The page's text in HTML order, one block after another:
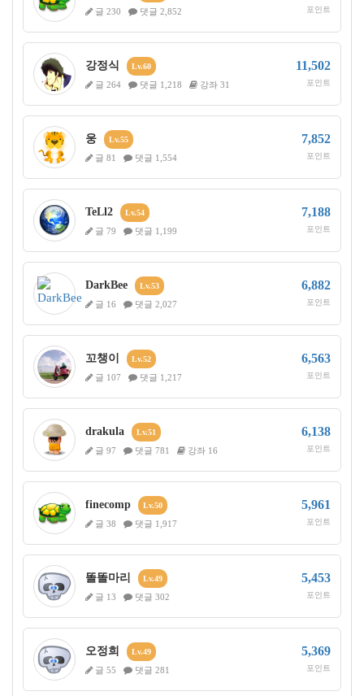
글 230 댓글 2,852 포인트
강정식 Lv.60
글 264 댓글 1,218 강좌 31
11,502
포인트
웅 Lv.55
글 81 댓글 1,554
7,852
포인트
TeLl2 Lv.54
글 79 댓글 1,199
7,188
포인트
DarkBee Lv.53
글 16 댓글 2,027
6,882
포인트
꼬챙이 Lv.52
글 107 댓글 1,217
6,563
포인트
drakula Lv.51
글 97 댓글 781 강좌 16
6,138
포인트
finecomp Lv.50
글 38 댓글 1,917
5,961
포인트
똘똘마리 Lv.49
글 13 댓글 302
5,453
포인트
오정희 Lv.49
글 55 댓글 281
5,369
포인트